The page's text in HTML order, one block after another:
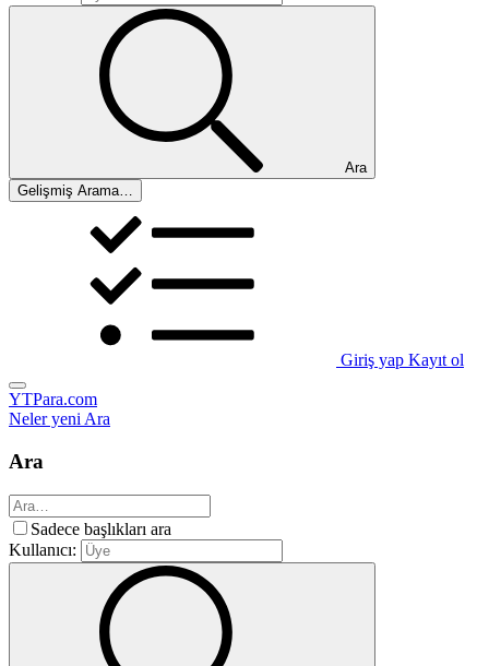
Ara
Gelişmiş Arama…
Giriş yap Kayıt ol
YTPara.com
Neler yeniAra
Ara
Sadece başlıkları ara
Kullanıcı: